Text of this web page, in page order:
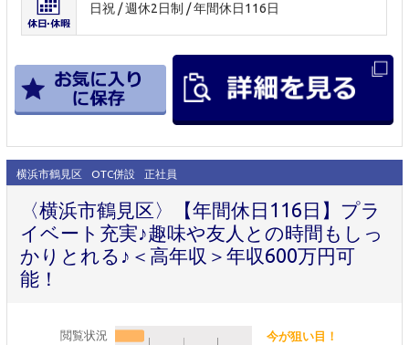
日祝 / 週休2日制 / 年間休日116日
横浜市鶴見区 OTC併設 正社員
〈横浜市鶴見区〉【年間休日116日】プラ
イベート充実♪趣味や友人との時間もしっ
かりとれる♪＜高年収＞年収600万円可
能！
閲覧状況 今が狙い目！